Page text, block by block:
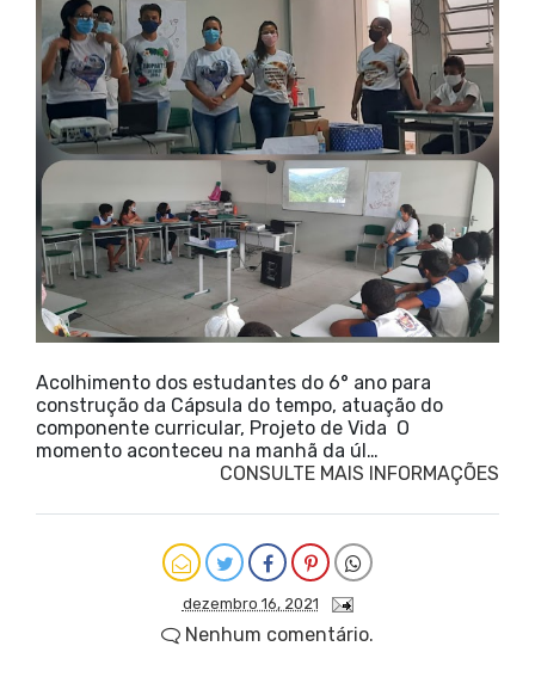
Acolhimento dos estudantes do 6° ano para
construção da Cápsula do tempo, atuação do
componente curricular, Projeto de Vida O
momento aconteceu na manhã da úl…
CONSULTE MAIS INFORMAÇÕES
dezembro 16, 2021
Nenhum comentário.